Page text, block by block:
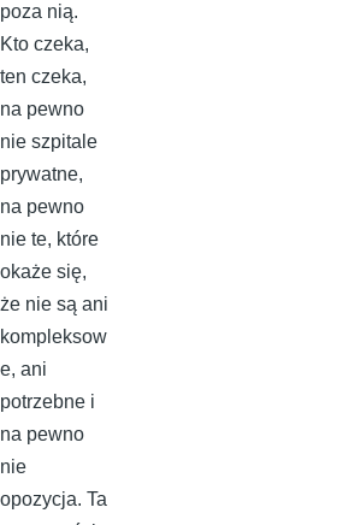
poza nią.
Kto czeka,
ten czeka,
na pewno
nie szpitale
prywatne,
na pewno
nie te, które
okaże się,
że nie są ani
kompleksow
e, ani
potrzebne i
na pewno
nie
opozycja. Ta